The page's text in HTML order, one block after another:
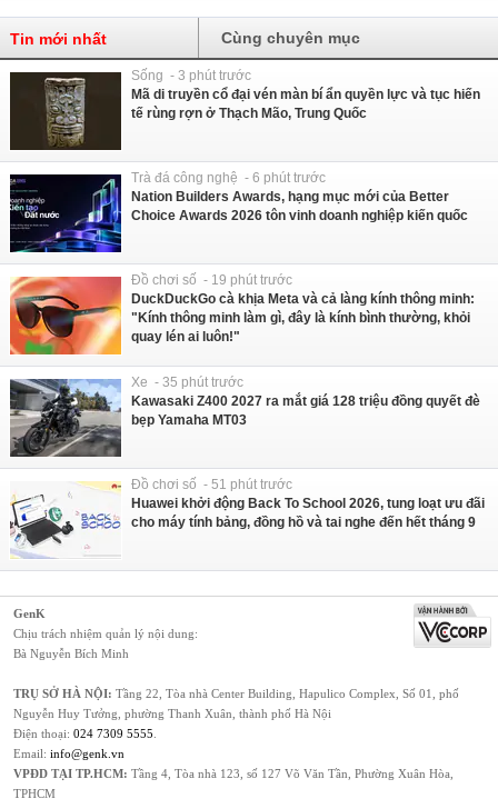
Tin mới nhất Cùng chuyên mục
Sống - 3 phút trước
Mã di truyền cổ đại vén màn bí ẩn quyền lực và tục hiến
tế rùng rợn ở Thạch Mão, Trung Quốc
Trà đá công nghệ - 6 phút trước
Nation Builders Awards, hạng mục mới của Better
Choice Awards 2026 tôn vinh doanh nghiệp kiến quốc
Đồ chơi số - 19 phút trước
DuckDuckGo cà khịa Meta và cả làng kính thông minh:
"Kính thông minh làm gì, đây là kính bình thường, khỏi
quay lén ai luôn!"
Xe - 35 phút trước
Kawasaki Z400 2027 ra mắt giá 128 triệu đồng quyết đè
bẹp Yamaha MT03
Đồ chơi số - 51 phút trước
Huawei khởi động Back To School 2026, tung loạt ưu đãi
cho máy tính bảng, đồng hồ và tai nghe đến hết tháng 9
GenK
Chịu trách nhiệm quản lý nội dung:
Bà Nguyễn Bích Minh
TRỤ SỞ HÀ NỘI: Tầng 22, Tòa nhà Center Building, Hapulico Complex, Số 01, phố
Nguyễn Huy Tưởng, phường Thanh Xuân, thành phố Hà Nội
Điện thoại: 024 7309 5555
Email: info@genk.vn
VPĐD TẠI TP.HCM: Tầng 4, Tòa nhà 123, số 127 Võ Văn Tần, Phường Xuân Hòa,
TPHCM